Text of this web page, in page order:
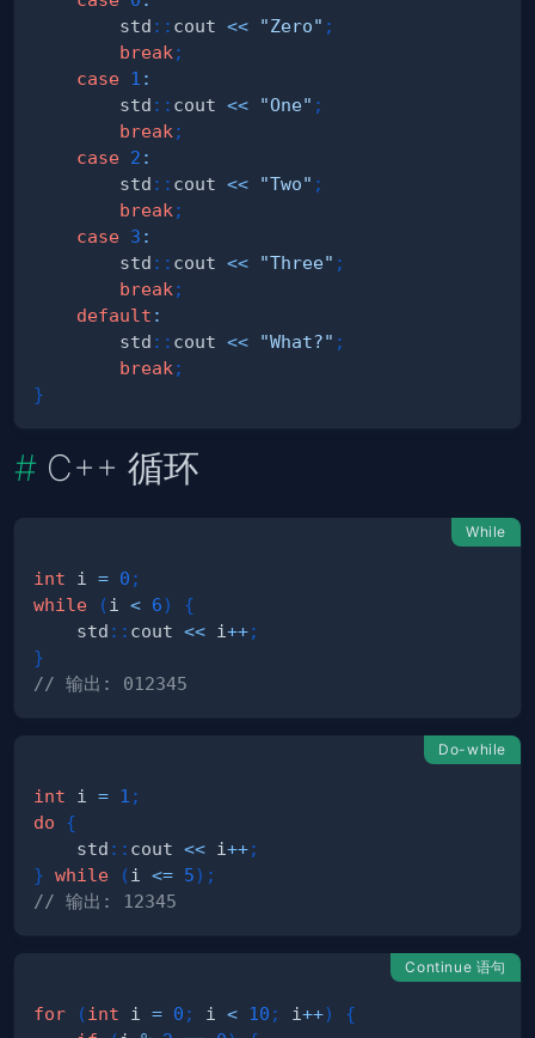
        std
:: cout << "Zero" ;
break ;
case 1 :
        std
:: cout << "One" ;
break ;
case 2 :
        std
:: cout << "Two" ;
break ;
case 3 :
        std
:: cout << "Three" ;
break ;
default :
        std
:: cout << "What?" ;
break ;
}
C++ 循环
While
int i = 0 ;
while
( i < 6)
{
    std
:: cout << i++;
}
// 输出: 012345
Do-while
int i = 1 ;
do
{
    std
:: cout << i++;
} while ( i <= 5) ;
// 输出: 12345
Continue 语句
for (int i = 0 ; i < 10 ; i++)
{